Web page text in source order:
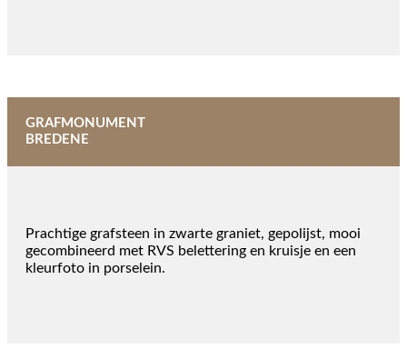
GRAFMONUMENT
BREDENE
Prachtige grafsteen in zwarte graniet, gepolijst, mooi
gecombineerd met RVS belettering en kruisje en een
kleurfoto in porselein.